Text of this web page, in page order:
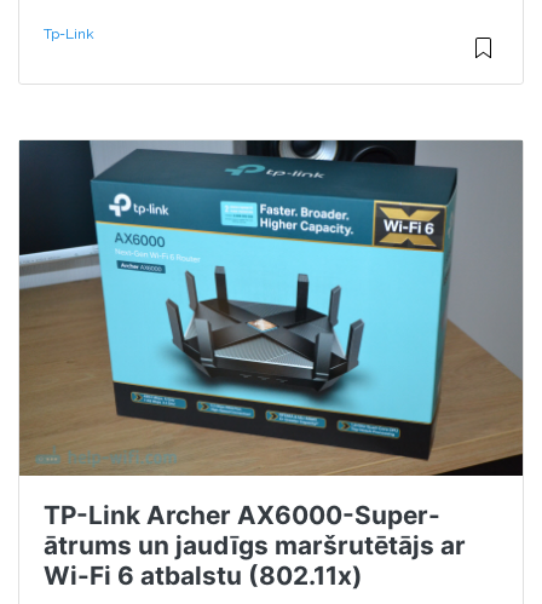
Tp-Link
TP-Link Archer AX6000-Super-
ātrums un jaudīgs maršrutētājs ar
Wi-Fi 6 atbalstu (802.11x)